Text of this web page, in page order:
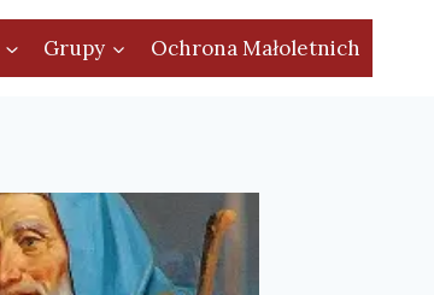
Grupy Ochrona Małoletnich